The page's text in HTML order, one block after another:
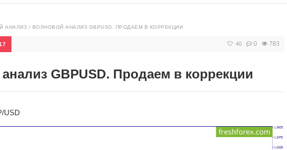
10554
АНАЛИЗ / ВОЛНОВОЙ АНАЛИЗ GBPUSD. ПРОДАЕМ В КОРРЕКЦИИ
40 0 783
GBPUSD. Продаем в коррекции
USD